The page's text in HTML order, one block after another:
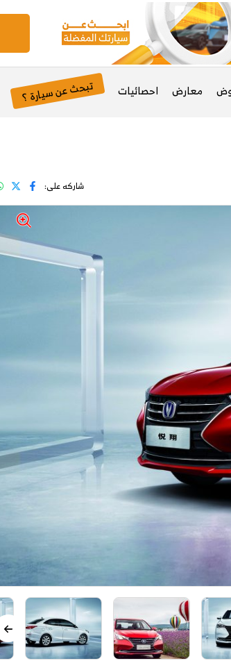
معارض احصائيات تبحث عن سيارة ؟
شاركه على: